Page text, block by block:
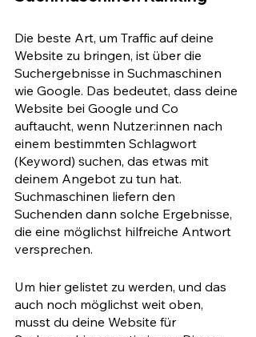
Die beste Art, um Traffic auf deine
Website zu bringen, ist über die
Suchergebnisse in Suchmaschinen
wie Google. Das bedeutet, dass deine
Website bei Google und Co
auftaucht, wenn Nutzer:innen nach
einem bestimmten Schlagwort
(Keyword) suchen, das etwas mit
deinem Angebot zu tun hat.
Suchmaschinen liefern den
Suchenden dann solche Ergebnisse,
die eine möglichst hilfreiche Antwort
versprechen.
Um hier gelistet zu werden, und das
auch noch möglichst weit oben,
musst du deine Website für